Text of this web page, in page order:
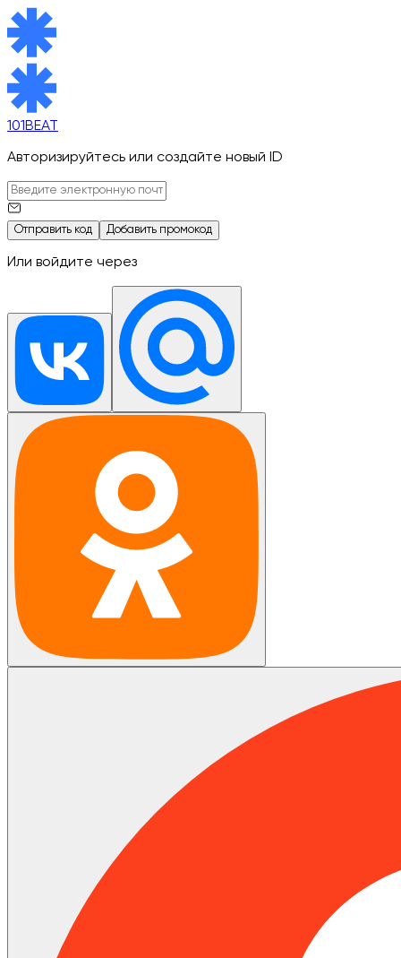
101BEAT
Авторизируйтесь или создайте новый ID
Отправить код Добавить промокод
Или войдите через